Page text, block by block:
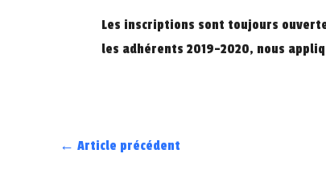
Les inscriptions sont toujours
les adhérents 2019-2020, nous
← Article précédent